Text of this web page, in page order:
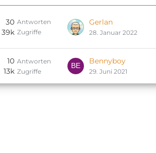
Antworten
30
Zugriffe
39k
Gerlan
28. Januar 2022
Antworten
10
Zugriffe
13k
Bennyboy
29. Juni 2021